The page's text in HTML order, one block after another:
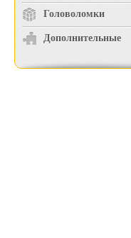
Головоломки
Дополнительные